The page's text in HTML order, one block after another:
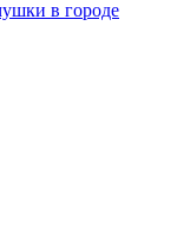
в городе